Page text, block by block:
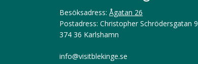
Besöksadress: Ågatan 26
Postadress: Christopher Schrödersgatan 9
374 36 Karlshamn
info@visitblekinge.se